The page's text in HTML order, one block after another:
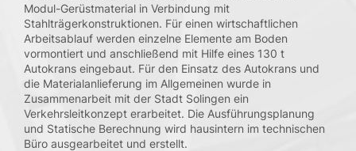
Modul-Gerüstmaterial in Verbindung mit
Stahlträgerkonstruktionen. Für einen wirtschaftlichen
Arbeitsablauf werden einzelne Elemente am Boden
vormontiert und anschließend mit Hilfe eines 130 t
Autokrans eingebaut. Für den Einsatz des Autokrans und
die Materialanlieferung im Allgemeinen wurde in
Zusammenarbeit mit der Stadt Solingen ein
Verkehrsleitkonzept erarbeitet. Die Ausführungsplanung
und Statische Berechnung wird hausintern im technischen
Büro ausgearbeitet und erstellt.